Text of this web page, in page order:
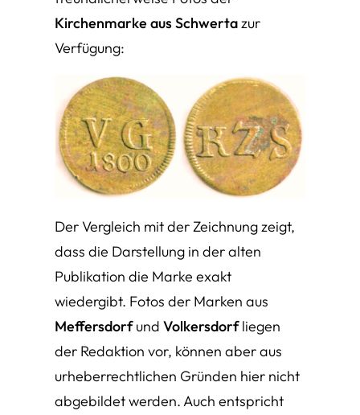
Kirchenmarke aus Schwertazur
Verfügung:
Der Vergleich mit der Zeichnung zeigt,
dass die Darstellung in der alten
Publikation die Marke exakt
wiedergibt. Fotos der Marken aus
Meffersdorfund Volkersdorfliegen
der Redaktion vor, können aber aus
urheberrechtlichen Gründen hier nicht
abgebildet werden. Auch entspricht